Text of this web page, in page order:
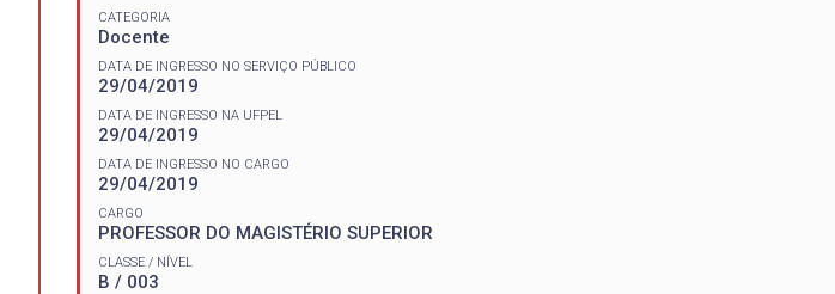
CATEGORIA
Docente
DATA DE INGRESSO NO SERVIÇO PÚBLICO
29/04/2019
DATA DE INGRESSO NA UFPEL
29/04/2019
DATA DE INGRESSO NO CARGO
29/04/2019
CARGO
PROFESSOR DO MAGISTÉRIO SUPERIOR
CLASSE / NÍVEL
B / 003